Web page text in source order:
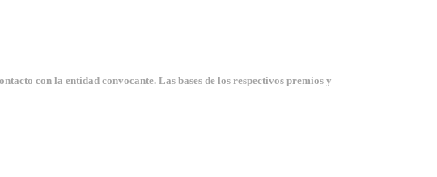
con la entidad convocante. Las bases de los respectivos premios y